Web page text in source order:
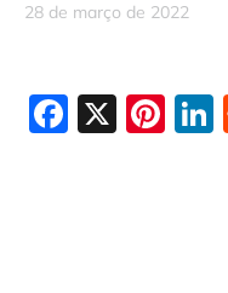
28 de março de 2022
X